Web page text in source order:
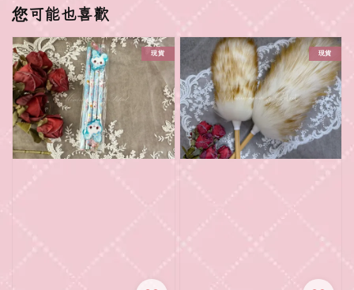
您可能也喜歡
現貨 現貨